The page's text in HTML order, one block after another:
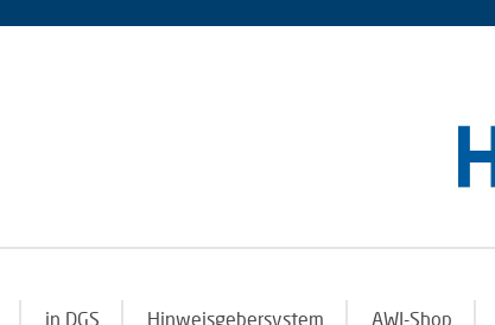
in DGS Hinweisgebersystem AWI-Shop